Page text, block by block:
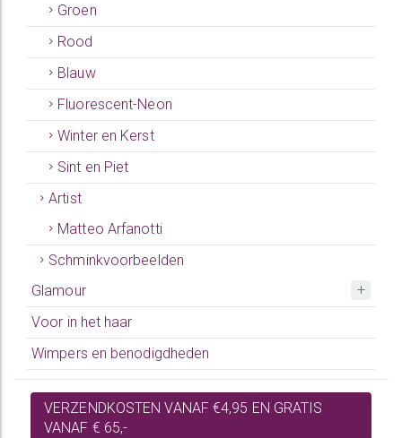
Groen
Rood
Blauw
Fluorescent-Neon
Winter en Kerst
Sint en Piet
Artist
Matteo Arfanotti
Schminkvoorbeelden
Glamour
Voor in het haar
Wimpers en benodigdheden
VERZENDKOSTEN VANAF €4,95 EN GRATIS
VANAF € 65,-